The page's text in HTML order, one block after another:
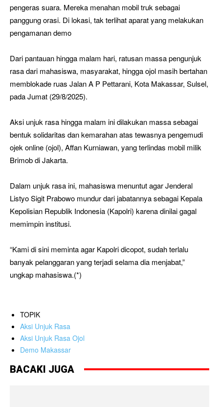
pengeras suara. Mereka menahan mobil truk sebagai
panggung orasi. Di lokasi, tak terlihat aparat yang melakukan
pengamanan demo
Dari pantauan hingga malam hari, ratusan massa pengunjuk
rasa dari mahasiswa, masyarakat, hingga ojol masih bertahan
memblokade ruas Jalan A P Pettarani, Kota Makassar, Sulsel,
pada Jumat (29/8/2025).
Aksi unjuk rasa hingga malam ini dilakukan massa sebagai
bentuk solidaritas dan kemarahan atas tewasnya pengemudi
ojek online (ojol), Affan Kurniawan, yang terlindas mobil milik
Brimob di Jakarta.
Dalam unjuk rasa ini, mahasiswa menuntut agar Jenderal
Listyo Sigit Prabowo mundur dari jabatannya sebagai Kepala
Kepolisian Republik Indonesia (Kapolri) karena dinilai gagal
memimpin institusi.
“Kami di sini meminta agar Kapolri dicopot, sudah terlalu
banyak pelanggaran yang terjadi selama dia menjabat,”
ungkap mahasiswa.(*)
TOPIK
Aksi Unjuk Rasa
Aksi Unjuk Rasa Ojol
Demo Makassar
BACAKI JUGA